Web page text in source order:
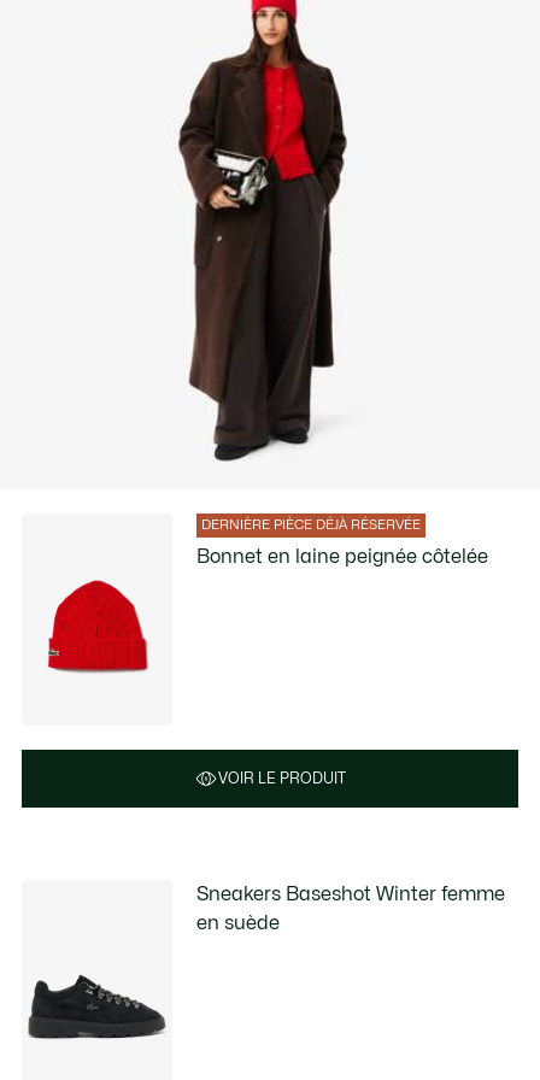
DERNIÈRE PIÈCE DÉJÀ RÉSERVÉE
Bonnet en laine peignée côtelée
VOIR LE PRODUIT
Sneakers Baseshot Winter femme
en suède